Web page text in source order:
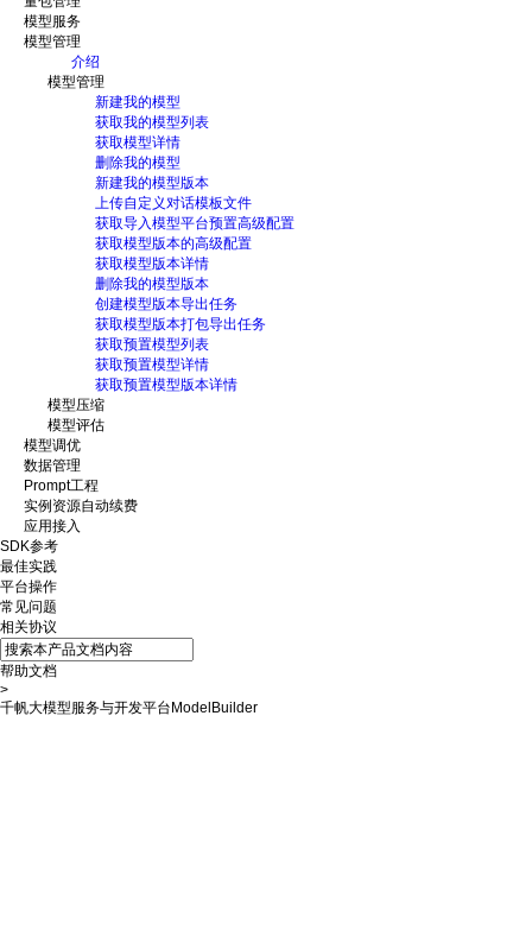
模型服务
模型管理
介绍
模型管理
新建我的模型
获取我的模型列表
获取模型详情
删除我的模型
新建我的模型版本
上传自定义对话模板文件
获取导入模型平台预置高级配置
获取模型版本的高级配置
获取模型版本详情
删除我的模型版本
创建模型版本导出任务
获取模型版本打包导出任务
获取预置模型列表
获取预置模型详情
获取预置模型版本详情
模型压缩
模型评估
模型调优
数据管理
Prompt工程
实例资源自动续费
应用接入
SDK参考
最佳实践
平台操作
常见问题
相关协议
帮助文档
>
千帆大模型服务与开发平台ModelBuilder